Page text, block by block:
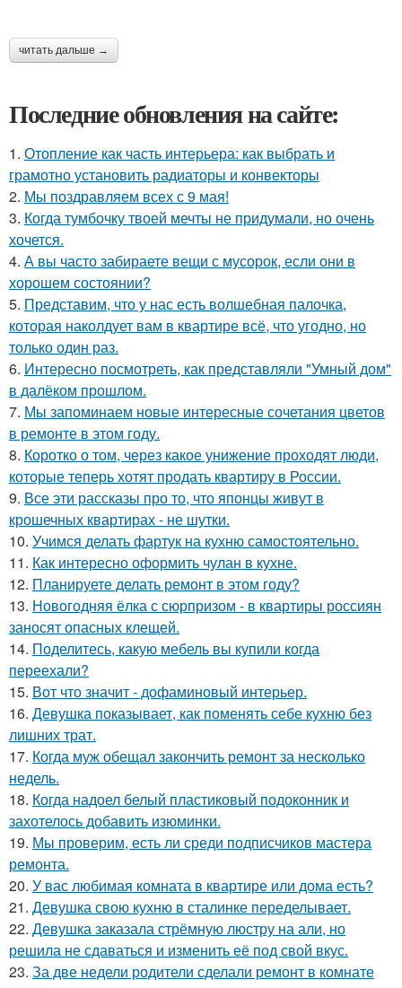
читать дальше →
Последние обновления на сайте:
1. Отопление как часть интерьера: как выбрать и
грамотно установить радиаторы и конвекторы
2. Мы поздравляем всех с 9 мая!
3. Когда тумбочку твоей мечты не придумали, но очень
хочется.
4. А вы часто забираете вещи с мусорок, если они в
хорошем состоянии?
5. Представим, что у нас есть волшебная палочка,
которая наколдует вам в квартире всё, что угодно, но
только один раз.
6. Интересно посмотреть, как представляли "Умный дом"
в далёком прошлом.
7. Мы запоминаем новые интересные сочетания цветов
в ремонте в этом году.
8. Коротко о том, через какое унижение проходят люди,
которые теперь хотят продать квартиру в России.
9. Все эти рассказы про то, что японцы живут в
крошечных квартирах - не шутки.
10. Учимся делать фартук на кухню самостоятельно.
11. Как интересно оформить чулан в кухне.
12. Планируете делать ремонт в этом году?
13. Новогодняя ёлка с сюрпризом - в квартиры россиян
заносят опасных клещей.
14. Поделитесь, какую мебель вы купили когда
переехали?
15. Вот что значит - дофаминовый интерьер.
16. Девушка показывает, как поменять себе кухню без
лишних трат.
17. Когда муж обещал закончить ремонт за несколько
недель.
18. Когда надоел белый пластиковый подоконник и
захотелось добавить изюминки.
19. Мы проверим, есть ли среди подписчиков мастера
ремонта.
20. У вас любимая комната в квартире или дома есть?
21. Девушка свою кухню в сталинке переделывает.
22. Девушка заказала стрёмную люстру на али, но
решила не сдаваться и изменить её под свой вкус.
23. За две недели родители сделали ремонт в комнате